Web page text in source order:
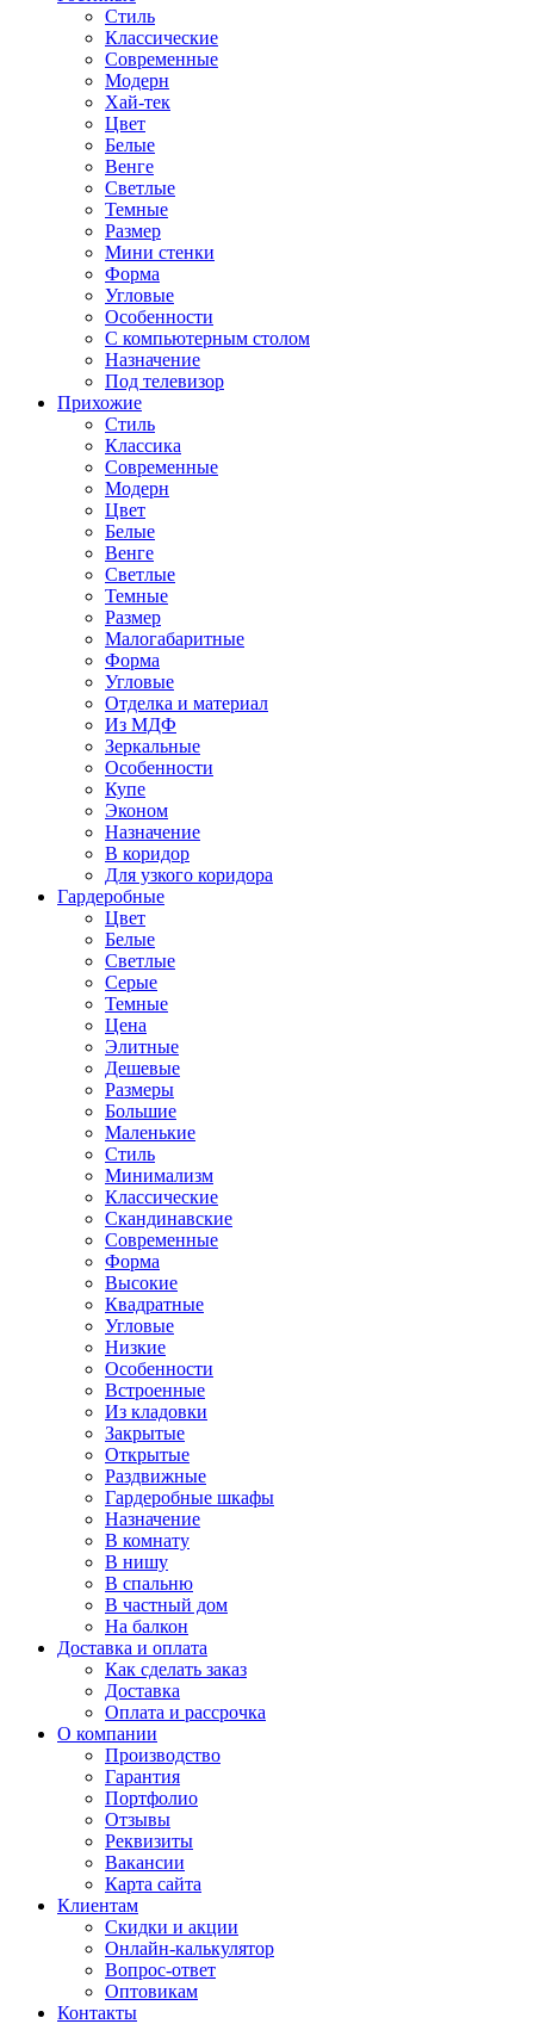
Стиль
Классические
Современные
Модерн
Хай-тек
Цвет
Белые
Венге
Светлые
Темные
Размер
Мини стенки
Форма
Угловые
Особенности
С компьютерным столом
Назначение
Под телевизор
Прихожие
Стиль
Классика
Современные
Модерн
Цвет
Белые
Венге
Светлые
Темные
Размер
Малогабаритные
Форма
Угловые
Отделка и материал
Из МДФ
Зеркальные
Особенности
Купе
Эконом
Назначение
В коридор
Для узкого коридора
Гардеробные
Цвет
Белые
Светлые
Серые
Темные
Цена
Элитные
Дешевые
Размеры
Большие
Маленькие
Стиль
Минимализм
Классические
Скандинавские
Современные
Форма
Высокие
Квадратные
Угловые
Низкие
Особенности
Встроенные
Из кладовки
Закрытые
Открытые
Раздвижные
Гардеробные шкафы
Назначение
В комнату
В нишу
В спальню
В частный дом
На балкон
Доставка и оплата
Как сделать заказ
Доставка
Оплата и рассрочка
О компании
Производство
Гарантия
Портфолио
Отзывы
Реквизиты
Вакансии
Карта сайта
Клиентам
Скидки и акции
Онлайн-калькулятор
Вопрос-ответ
Оптовикам
Контакты